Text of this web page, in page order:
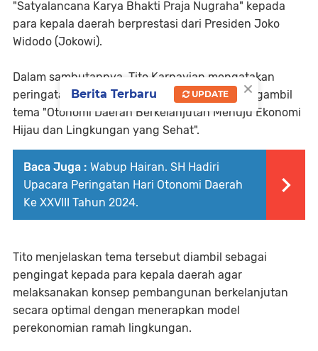
"Satyalancana Karya Bhakti Praja Nugraha" kepada
para kepala daerah berprestasi dari Presiden Joko
Widodo (Jokowi).
Dalam sambutannya, Tito Karnavian mengatakan
peringatan Hari Otoda XXVIII di Surabaya mengambil
tema "Otonomi Daerah Berkelanjutan Menuju Ekonomi
Hijau dan Lingkungan yang Sehat".
Baca Juga : Wabup Hairan. SH Hadiri
Upacara Peringatan Hari Otonomi Daerah
Ke XXVIII Tahun 2024.
Tito menjelaskan tema tersebut diambil sebagai
pengingat kepada para kepala daerah agar
melaksanakan konsep pembangunan berkelanjutan
secara optimal dengan menerapkan model
perekonomian ramah lingkungan.
×
Berita Terbaru UPDATE